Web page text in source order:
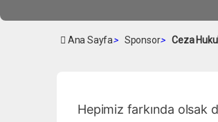
Ana Sayfa> Sponsor> Ceza
Hepimiz farkında olsak